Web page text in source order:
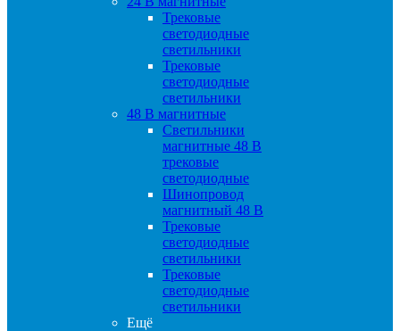
Трековые
светодиодные
светильники
Трековые
светодиодные
светильники
48 B магнитные
Светильники
магнитные 48 В
трековые
светодиодные
Шинопровод
магнитный 48 В
Трековые
светодиодные
светильники
Трековые
светодиодные
светильники
Ещё